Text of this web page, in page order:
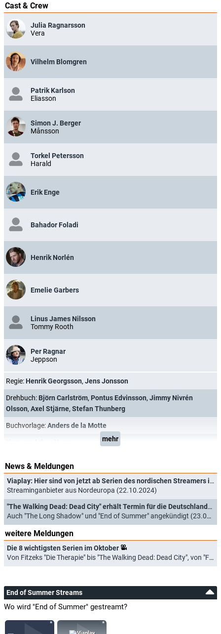
Cast & Crew
Julia Ragnarsson
Vera
Vilhelm Blomgren
Patrik Karlson
Eliasson
Simon J. Berger
Månsson
Torkel Petersson
Harald
Erik Enge
Bahador Foladi
Henrik Norlén
Emelie Garbers
Linus James Nilsson
Tommy Rooth
Per Ragnar
Jeppson
Regie: Henrik Georgsson, Jens Jonsson
Drehbuch: Björn Carlström, Pontus Edvinsson, Jimmy Nivrén
Olsson, Axel Stjärne, Stefan Thunberg
Buchvorlage:Anders de la Motte
mehr
News & Meldungen
Viaplay: Hier sind von jetzt ab Serien des nordischen Streamers in Deutschland zu finden
Streaminganbieter aus Nordeuropa (22.10.2024)
"The Walking Dead: Dead City" erhält Termin für die Deutschlandpremiere
Auch "The Long Shadow" und "End of Summer" angekündigt (23.08.2023)
weitere Meldungen
Die 8 wichtigsten Serien im Oktober
Von Fitzeks "Die Therapie" bis "The Walking Dead: Dead City", von "Frasier" bis "Club Las Piranjas" (01.10.2023)
End of Summer Streams
Wo wird "End of Summer" gestreamt?